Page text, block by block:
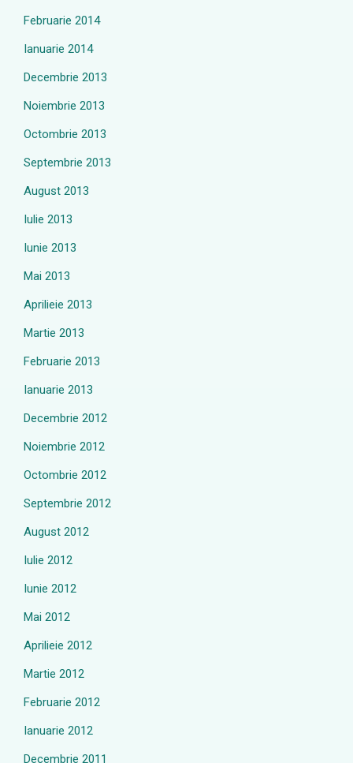
Februarie 2014
Ianuarie 2014
Decembrie 2013
Noiembrie 2013
Octombrie 2013
Septembrie 2013
August 2013
Iulie 2013
Iunie 2013
Mai 2013
Aprilieie 2013
Martie 2013
Februarie 2013
Ianuarie 2013
Decembrie 2012
Noiembrie 2012
Octombrie 2012
Septembrie 2012
August 2012
Iulie 2012
Iunie 2012
Mai 2012
Aprilieie 2012
Martie 2012
Februarie 2012
Ianuarie 2012
Decembrie 2011